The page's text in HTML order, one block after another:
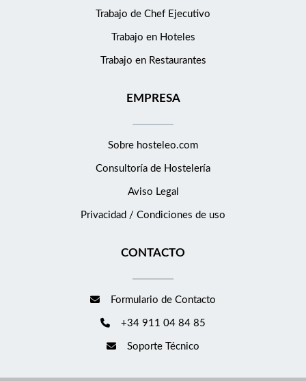
Trabajo de Chef Ejecutivo
Trabajo en Hoteles
Trabajo en Restaurantes
EMPRESA
Sobre hosteleo.com
Consultoría de Hostelería
Aviso Legal
Privacidad / Condiciones de uso
CONTACTO
Formulario de Contacto
+34 911 04 84 85
Soporte Técnico